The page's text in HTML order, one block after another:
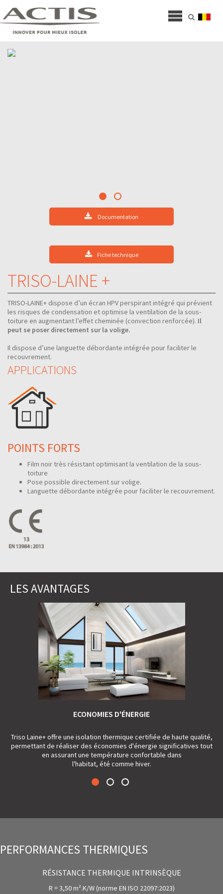
Documentation
Fiche technique
TRISO-LAINE +
TRISO-LAINE+ dispose d’un écran HPV perspirant intégré qui prévient
les risques de condensation et optimise la ventilation de la sous-
toiture en augmentant l’effet cheminée (convection renforcée). Il
peut se poser directement sur la volige.
Il dispose d’une languette débordante intégrée pour faciliter le
recouvrement.
APPLICATIONS
POINTS FORTS
Film noir très résistant optimisant la ventilation de la sous-
toiture
Pose possible directement sur volige.
Languette débordante intégrée pour faciliter le recouvrement.
LES AVANTAGES
ECONOMIES D'ÉNERGIE
Triso Laine+ offre une isolation thermique certifiée de haute qualité,
permettant de réaliser des économies d'énergie significatives tout
en assurant une température confortable dans
l'habitat, été comme hiver.
PERFORMANCES THERMIQUES
RÉSISTANCE THERMIQUE INTRINSÈQUE
R = 3,50 m².K/W (norme EN ISO 22097:2023)